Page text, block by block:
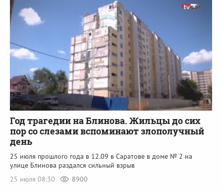
Год трагедии на Блинова. Жильцы до сих
пор со слезами вспоминают злополучный
день
25 июля прошлого года в 12.09 в Саратове в доме № 2 на
улице Блинова раздался сильный взрыв
25 июля 08:30
8900